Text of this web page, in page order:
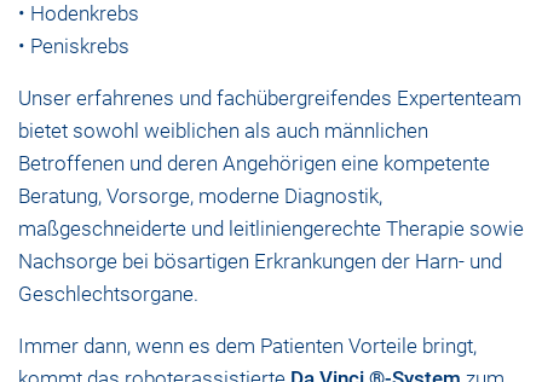
• Hodenkrebs
• Peniskrebs
Unser erfahrenes und fachübergreifendes Expertenteam
bietet sowohl weiblichen als auch männlichen
Betroffenen und deren Angehörigen eine kompetente
Beratung, Vorsorge, moderne Diagnostik,
maßgeschneiderte und leitliniengerechte Therapie sowie
Nachsorge bei bösartigen Erkrankungen der Harn- und
Geschlechtsorgane.
Immer dann, wenn es dem Patienten Vorteile bringt,